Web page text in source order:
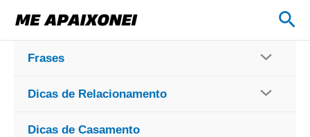
para
conteúdo
Frases
Dicas de Relacionamento
Dicas de Casamento